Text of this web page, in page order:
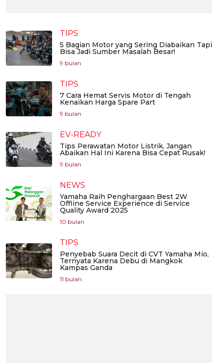
TIPS
5 Bagian Motor yang Sering Diabaikan Tapi
Bisa Jadi Sumber Masalah Besar!
9 bulan
TIPS
7 Cara Hemat Servis Motor di Tengah
Kenaikan Harga Spare Part
9 bulan
EV-READY
Tips Perawatan Motor Listrik, Jangan
Abaikan Hal Ini Karena Bisa Cepat Rusak!
9 bulan
NEWS
Yamaha Raih Penghargaan Best 2W
Offline Service Experience di Service
Quality Award 2025
10 bulan
TIPS
Penyebab Suara Decit di CVT Yamaha Mio,
Ternyata Karena Debu di Mangkok
Kampas Ganda
11 bulan